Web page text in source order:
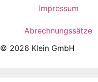
Impressum
Abrechnungssätze
© 2026 Klein GmbH